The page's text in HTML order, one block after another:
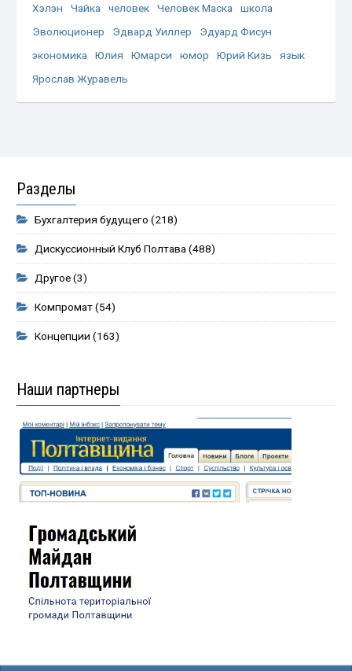
Хэлэн
Чайка человек Человек Маска
школа
Эволюционер
Эдвард Уиллер
Эдуард Фисун
экономика
Юлия Юмарси юмор Юрий Кизь
язык
Ярослав Журавель
Разделы
Бухгалтерия будущего (218)
Дискуссионный Клуб Полтава(488)
Другое(3)
Компромат(54)
Концепции (163)
Наши партнеры